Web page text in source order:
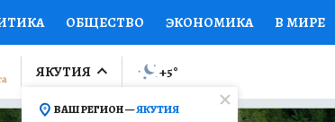
ОБЩЕСТВО ЭКОНОМИКА В МИРЕ
ПРОИСШЕСТВИЯ
ОТКРЫВАЕМ МИР Я ЗНАЮ СЕМЬЯ
ЯКУТИЯ
ВАШ РЕГИОН —ЯКУТИЯ
+5°